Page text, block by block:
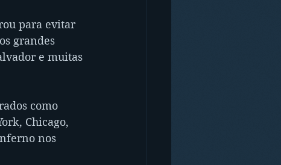
para evitar
grandes
e muitas
como
Chicago,
nos